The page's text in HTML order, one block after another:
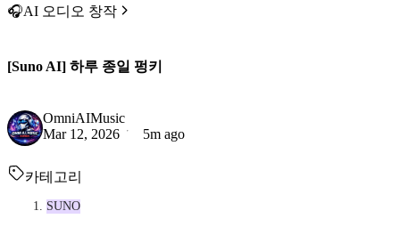
🎧AI 오디오 창작
[Suno AI] 하루 종일 펑키
OmniAIMusic
Mar 12, 2026
5m ago
카테고리
SUNO